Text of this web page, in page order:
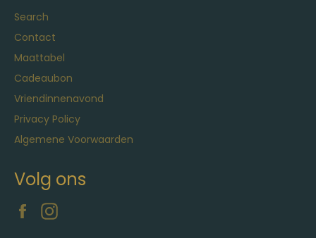
Search
Contact
Maattabel
Cadeaubon
Vriendinnenavond
Privacy Policy
Algemene Voorwaarden
Volg ons
Facebook